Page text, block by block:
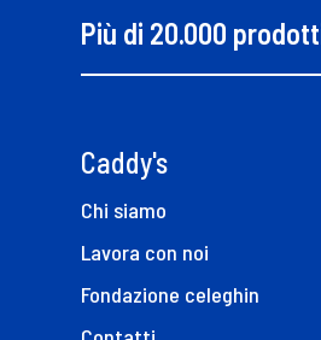
Più di 20.000
Caddy's
Chi siamo
Lavora con noi
Fondazione celeghin